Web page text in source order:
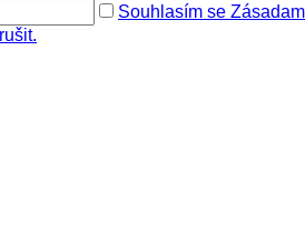
Souhlasím se